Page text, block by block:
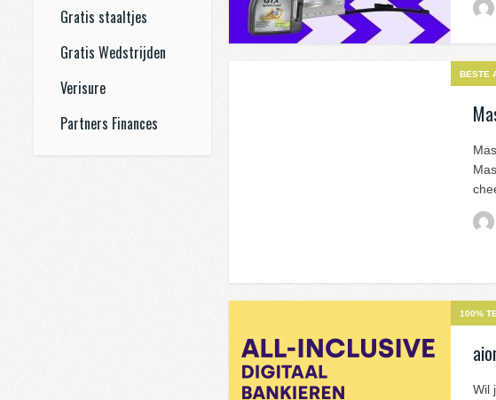
Gratis staaltjes
Gratis Wedstrijden
Verisure
Partners Finances
BESTE
100%
Wil